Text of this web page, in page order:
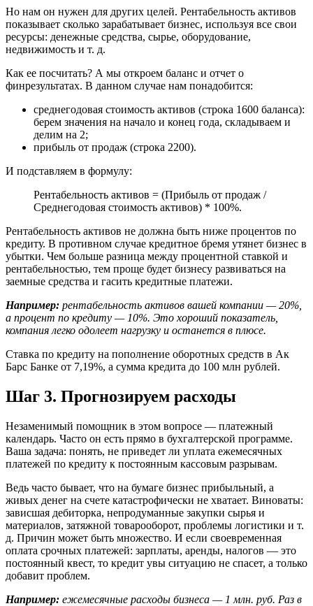
Но нам он нужен для других целей. Рентабельность активов
показывает сколько зарабатывает бизнес, используя все свои
ресурсы: денежные средства, сырье, оборудование,
недвижимость и т. д.
Как ее посчитать? А мы откроем баланс и отчет о
финрезультатах. В данном случае нам понадобится:
среднегодовая стоимость активов (строка 1600 баланса):
берем значения на начало и конец года, складываем и
делим на 2;
прибыль от продаж (строка 2200).
И подставляем в формулу:
Рентабельность активов = (Прибыль от продаж /
Среднегодовая стоимость активов) * 100%.
Рентабельность активов не должна быть ниже процентов по
кредиту. В противном случае кредитное бремя утянет бизнес в
убытки. Чем больше разница между процентной ставкой и
рентабельностью, тем проще будет бизнесу развиваться на
заемные средства и гасить кредитные платежи.
Например: рентабельность активов вашей компании — 20%,
а процент по кредиту — 10%. Это хороший показатель,
компания легко одолеет нагрузку и останется в плюсе.
Ставка по кредиту на пополнение оборотных средств в Ак
Барс Банке от 7,19%, а сумма кредита до 100 млн рублей.
Шаг 3. Прогнозируем расходы
Незаменимый помощник в этом вопросе — платежный
календарь. Часто он есть прямо в бухгалтерской программе.
Ваша задача: понять, не приведет ли уплата ежемесячных
платежей по кредиту к постоянным кассовым разрывам.
Ведь часто бывает, что на бумаге бизнес прибыльный, а
живых денег на счете катастрофически не хватает. Виноваты:
зависшая дебиторка, непродуманные закупки сырья и
материалов, затяжной товарооборот, проблемы логистики и т.
д. Причин может быть множество. И если своевременная
оплата срочных платежей: зарплаты, аренды, налогов — это
постоянный квест, то кредит увы ситуацию не спасет, а только
добавит проблем.
Например: ежемесячные расходы бизнеса — 1 млн. руб. Раз в